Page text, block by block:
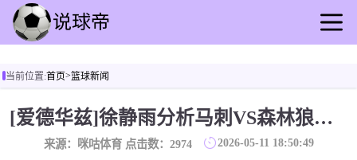
足球直播
篮球直播
足球录播
篮球回放
当前位置:首页>篮球新闻
[爱德华兹]徐静雨分析马刺VS森林狼：文班亚马交学费了！！
来源：咪咕体育 点击数： 2974 2026-05-11 18:50:49